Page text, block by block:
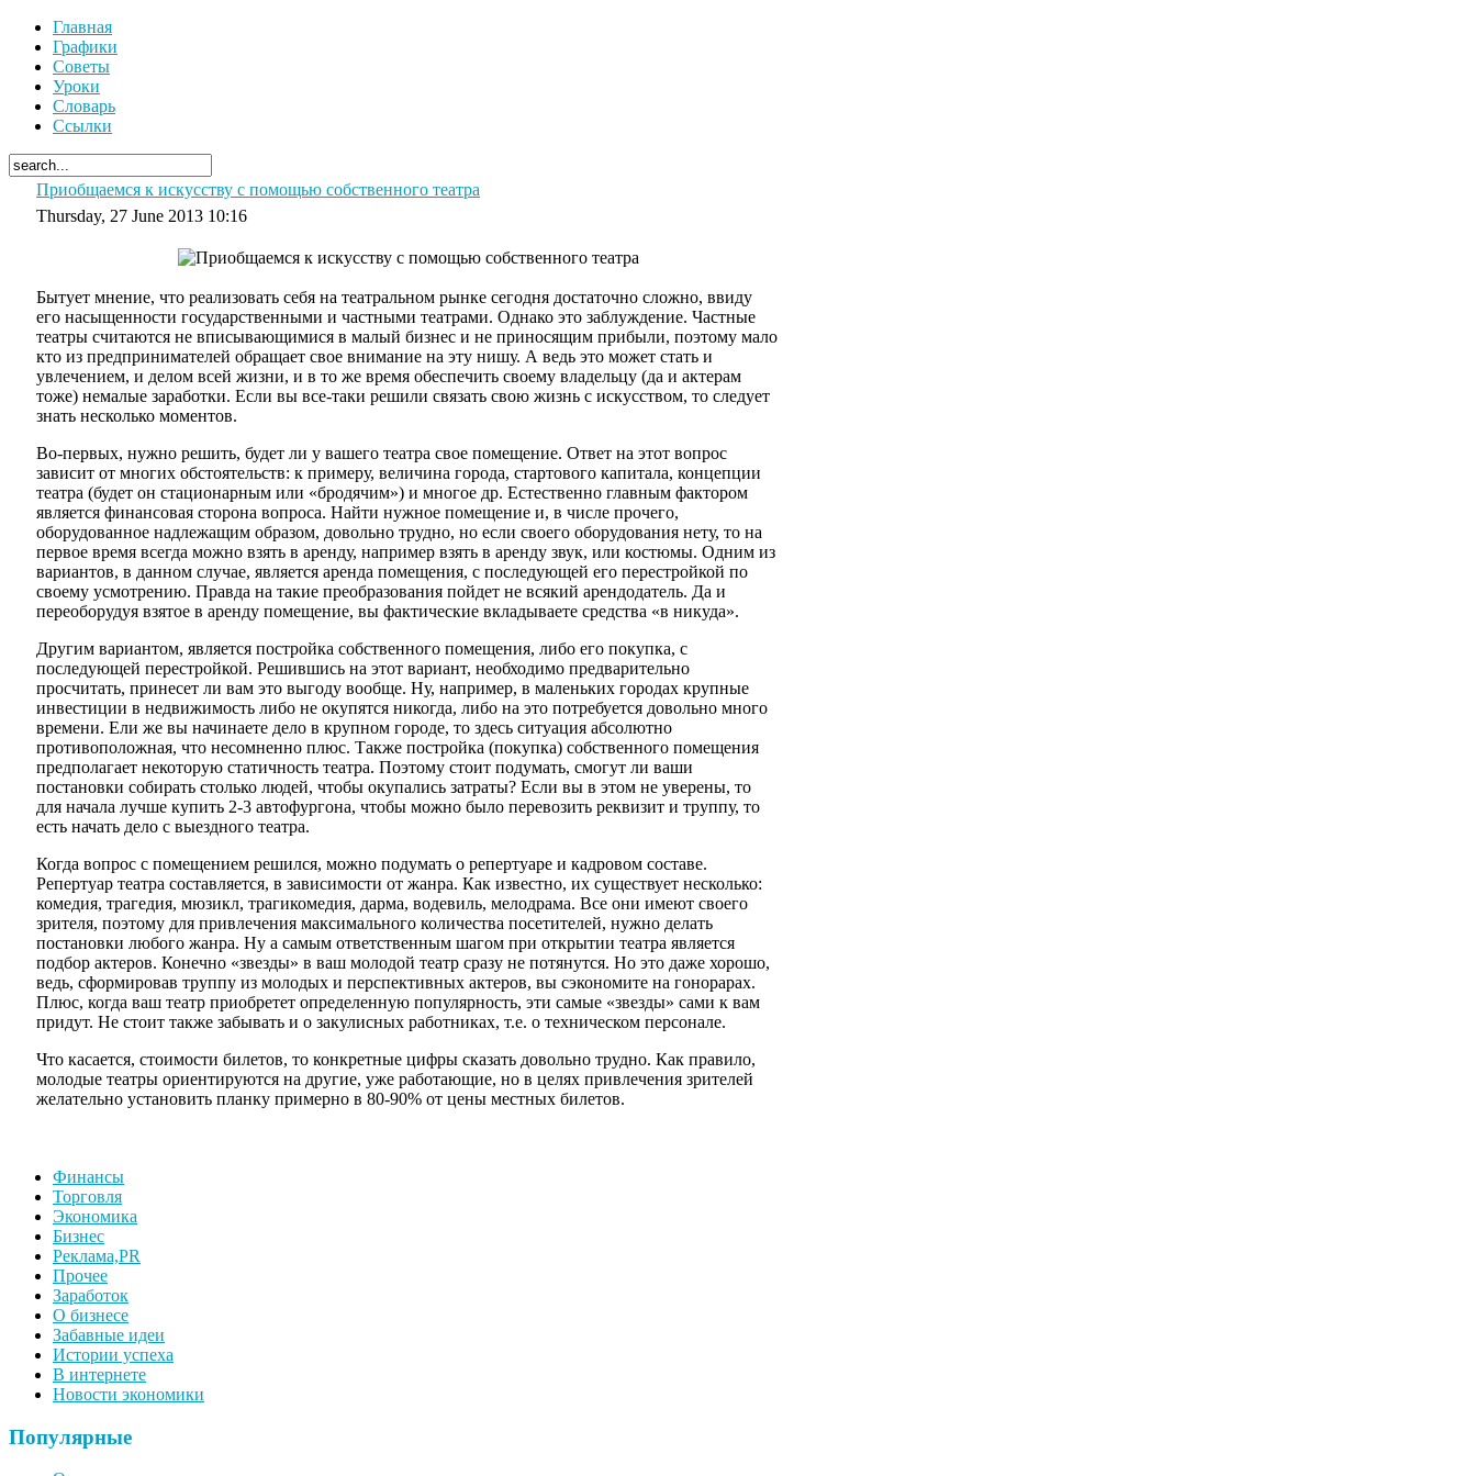
Главная
Графики
Советы
Уроки
Словарь
Ссылки
Приобщаемся к искусству с помощью собственного театра
Thursday, 27 June 2013 10:16
Бытует мнение, что реализовать себя на театральном рынке сегодня достаточно сложно, ввиду
его насыщенности государственными и частными театрами. Однако это заблуждение. Частные
театры считаются не вписывающимися в малый бизнес и не приносящим прибыли, поэтому мало
кто из предпринимателей обращает свое внимание на эту нишу. А ведь это может стать и
увлечением, и делом всей жизни, и в то же время обеспечить своему владельцу (да и актерам
тоже) немалые заработки. Если вы все-таки решили связать свою жизнь с искусством, то следует
знать несколько моментов.
Во-первых, нужно решить, будет ли у вашего театра свое помещение. Ответ на этот вопрос
зависит от многих обстоятельств: к примеру, величина города, стартового капитала, концепции
театра (будет он стационарным или «бродячим») и многое др. Естественно главным фактором
является финансовая сторона вопроса. Найти нужное помещение и, в числе прочего,
оборудованное надлежащим образом, довольно трудно, но если своего оборудования нету, то на
первое время всегда можно взять в аренду, например взять в аренду звук, или костюмы. Одним из
вариантов, в данном случае, является аренда помещения, с последующей его перестройкой по
своему усмотрению. Правда на такие преобразования пойдет не всякий арендодатель. Да и
переоборудуя взятое в аренду помещение, вы фактические вкладываете средства «в никуда».
Другим вариантом, является постройка собственного помещения, либо его покупка, с
последующей перестройкой. Решившись на этот вариант, необходимо предварительно
просчитать, принесет ли вам это выгоду вообще. Ну, например, в маленьких городах крупные
инвестиции в недвижимость либо не окупятся никогда, либо на это потребуется довольно много
времени. Ели же вы начинаете дело в крупном городе, то здесь ситуация абсолютно
противоположная, что несомненно плюс. Также постройка (покупка) собственного помещения
предполагает некоторую статичность театра. Поэтому стоит подумать, смогут ли ваши
постановки собирать столько людей, чтобы окупались затраты? Если вы в этом не уверены, то
для начала лучше купить 2-3 автофургона, чтобы можно было перевозить реквизит и труппу, то
есть начать дело с выездного театра.
Когда вопрос с помещением решился, можно подумать о репертуаре и кадровом составе.
Репертуар театра составляется, в зависимости от жанра. Как известно, их существует несколько:
комедия, трагедия, мюзикл, трагикомедия, дарма, водевиль, мелодрама. Все они имеют своего
зрителя, поэтому для привлечения максимального количества посетителей, нужно делать
постановки любого жанра. Ну а самым ответственным шагом при открытии театра является
подбор актеров. Конечно «звезды» в ваш молодой театр сразу не потянутся. Но это даже хорошо,
ведь, сформировав труппу из молодых и перспективных актеров, вы сэкономите на гонорарах.
Плюс, когда ваш театр приобретет определенную популярность, эти самые «звезды» сами к вам
придут. Не стоит также забывать и о закулисных работниках, т.е. о техническом персонале.
Что касается, стоимости билетов, то конкретные цифры сказать довольно трудно. Как правило,
молодые театры ориентируются на другие, уже работающие, но в целях привлечения зрителей
желательно установить планку примерно в 80-90% от цены местных билетов.
Финансы
Торговля
Экономика
Бизнес
Реклама,PR
Прочее
Заработок
О бизнесе
Забавные идеи
Истории успеха
В интернете
Новости экономики
Популярные